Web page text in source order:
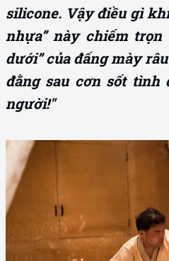
silicone. Vậy điều gì
nhựa” này chiếm
dưới” của đấng mày
đằng sau cơn sốt tình
người!"